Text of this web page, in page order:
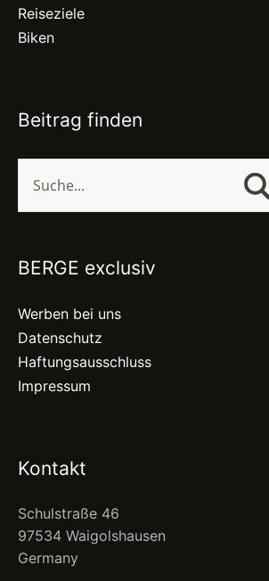
Reiseziele
Biken
Beitrag finden
BERGE exclusiv
Werben bei uns
Datenschutz
Haftungsausschluss
Impressum
Kontakt
Schulstraße 46
97534 Waigolshausen
Germany